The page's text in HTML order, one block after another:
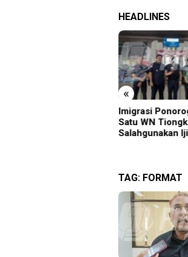
HEADLINES
«
Imigrasi Ponorogo Deportasi
Satu WN Tiongkok
Salahgunakan Ijin Tinggal
TAG: FORMAT